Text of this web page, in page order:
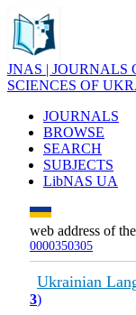
JNAS | JOURNALS
SCIENCES OF
JOURNALS
BROWSE
SEARCH
SUBJECTS
LibNAS UA
web address of
0000350305
Ukrainian
3)